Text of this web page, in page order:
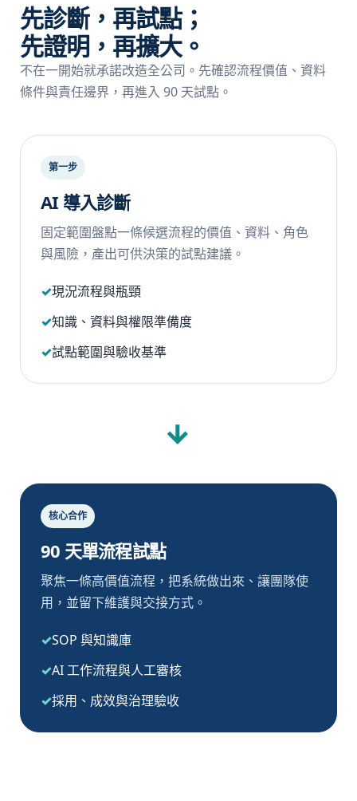
先診斷，再試點；
先證明，再擴大。
不在一開始就承諾改造全公司。先確認流程價值、資料
條件與責任邊界，再進入 90 天試點。
第一步
AI 導入診斷
固定範圍盤點一條候選流程的價值、資料、角色
與風險，產出可供決策的試點建議。
現況流程與瓶頸
知識、資料與權限準備度
試點範圍與驗收基準
→
核心合作
90 天單流程試點
聚焦一條高價值流程，把系統做出來、讓團隊使
用，並留下維護與交接方式。
SOP 與知識庫
AI 工作流程與人工審核
採用、成效與治理驗收